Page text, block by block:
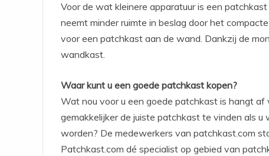
Voor de wat kleinere apparatuur is een
neemt minder ruimte in beslag door het
voor een patchkast aan de wand. Dankzij de
wandkast.
Waar kunt u een goede patchkast kopen?
Wat nou voor u een goede patchkast is hangt
gemakkelijker de juiste patchkast te vinden als
worden? De medewerkers van patchkast.com
Patchkast.com dé specialist op gebied van